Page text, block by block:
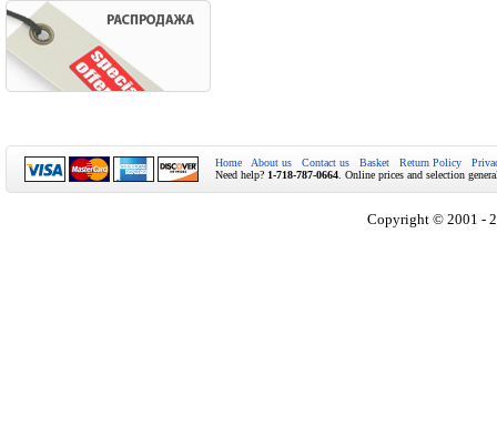
Home About us Contact us Basket Return Policy
Need help? 1-718-787-0664 . Online prices and selection
Copyright © 2001 -